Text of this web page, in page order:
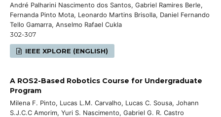
André Palharini Nascimento dos Santos, Gabriel Ramires Berle,
Fernanda Pinto Mota, Leonardo Martins Brisolla, Daniel Fernando
Tello Gamarra, Anselmo Rafael Cukla
302-307
IEEE XPLORE (ENGLISH)
A ROS2-Based Robotics Course for Undergraduate
Program
Milena F. Pinto, Lucas L.M. Carvalho, Lucas C. Sousa, Johann
S.J.C.C Amorim, Yuri S. Nascimento, Gabriel G. R. Castro